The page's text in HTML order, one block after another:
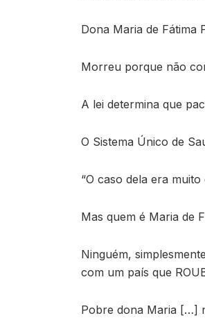
Dona Maria de Fátima
Morreu porque não
A lei determina que
O Sistema Único de
“O caso dela era
Mas quem é Maria de
Ninguém,
com um país que
Pobre dona Maria […]